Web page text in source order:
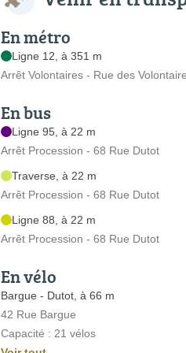
En métro
Ligne 12, à 351 m
Arrêt Volontaires - Rue des
En bus
Ligne 95, à 22 m
Arrêt Procession - 68 Rue Dutot
Traverse, à 22 m
Arrêt Procession - 68 Rue Dutot
Ligne 88, à 22 m
Arrêt Procession - 68 Rue Dutot
En vélo
Bargue - Dutot, à 66 m
42 Rue Bargue
Capacité : 21 vélos